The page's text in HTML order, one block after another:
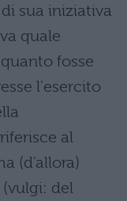
sua iniziativa
quale
fosse
l'esercito
al
(d'allora)
del